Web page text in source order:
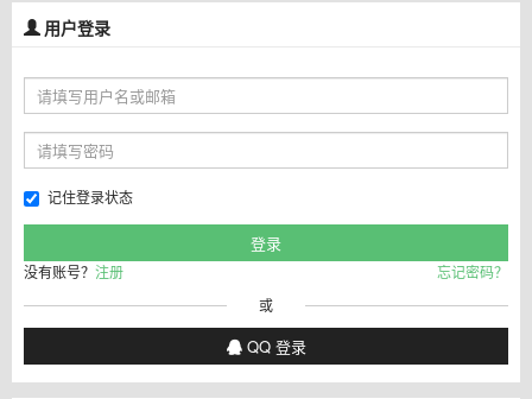
用户登录
记住登录状态
没有账号？ 注册
忘记密码？
或
QQ 登录